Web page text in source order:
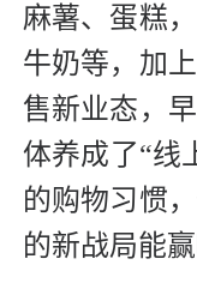
麻薯、蛋糕
牛奶等，加
售新业态，
体养成了“线
的购物习惯
的新战局能赢